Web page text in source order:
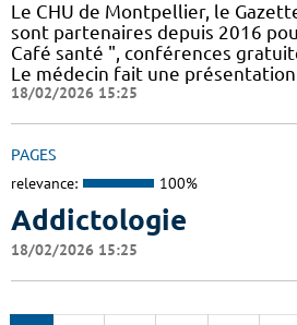
Le CHU de Montpellier, le
sont partenaires depuis 2016
Café santé ", conférences
Le médecin fait une
18/02/2026 15:25
PAGES
relevance: 100%
Addictologie
18/02/2026 15:25